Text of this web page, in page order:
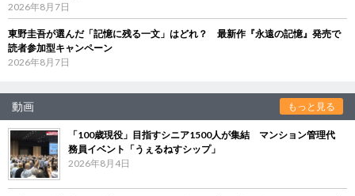
2026年8月7日
東野圭吾が選んだ「記憶に残る一文」はどれ？ 最新作『永遠の記憶』発売で
読者参加型キャンペーン
2026年8月7日
動画 もっと見る
「100歳現役」目指すシニア1500人が集結 マンション管理代
務員イベント「うぇるねすシップ」
2026年8月4日